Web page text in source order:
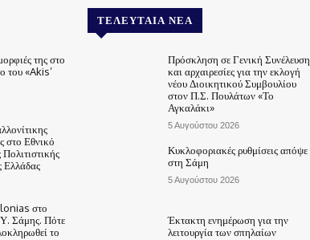
της στο
του «Akis’
στο Εθνικό
Ελλάδας
στο
Σάμης. Πότε
το
ΤΕΛΕΥΤΑΊΑ ΝΈΑ
Πρόσκληση σε Γενική Συνέλευση
και αρχαιρεσίες για την εκλογή
νέου Διοικητικού Συμβουλίου
στον Π.Σ. Πουλάτων «Το
Αγκαλάκι»
5 Αυγούστου 2026
Κυκλοφοριακές ρυθμίσεις απόψε
στη Σάμη
5 Αυγούστου 2026
Έκτακτη ενημέρωση για την
λειτουργία των σπηλαίων